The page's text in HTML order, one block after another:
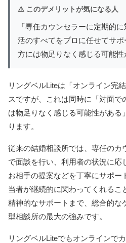
⚠️ このデメリットが気になる人
「専任カウンセラーに定期的
活のすべてをプロに任せてサ
方には物足りなく感じる可能性
リングベルLiteは「オンライン完
スですが、これは同時に「対面で
は物足りなく感じる可能性がある
ります。
従来の結婚相談所では、専任のカ
で面談を行い、利用者の状況に応
お相手の提案などを丁寧にサポー
当者が継続的に関わってくれるこ
精神的なサポートまで、総合的な
型相談所の最大の強みです。
リングベルLiteでもオンラインで